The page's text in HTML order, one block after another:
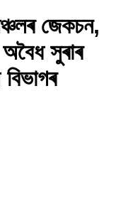
জেকচন,
সুৰাৰ